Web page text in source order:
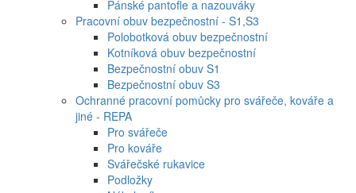
Pánské pantofle a nazouváky
Pracovní obuv bezpečnostní - S1,S3
Polobotková obuv bezpečnostní
Kotníková obuv bezpečnostní
Bezpečnostní obuv S1
Bezpečnostní obuv S3
Ochranné pracovní pomůcky pro svářeče, kováře a
jiné - REPA
Pro svářeče
Pro kováře
Svářečské rukavice
Podložky